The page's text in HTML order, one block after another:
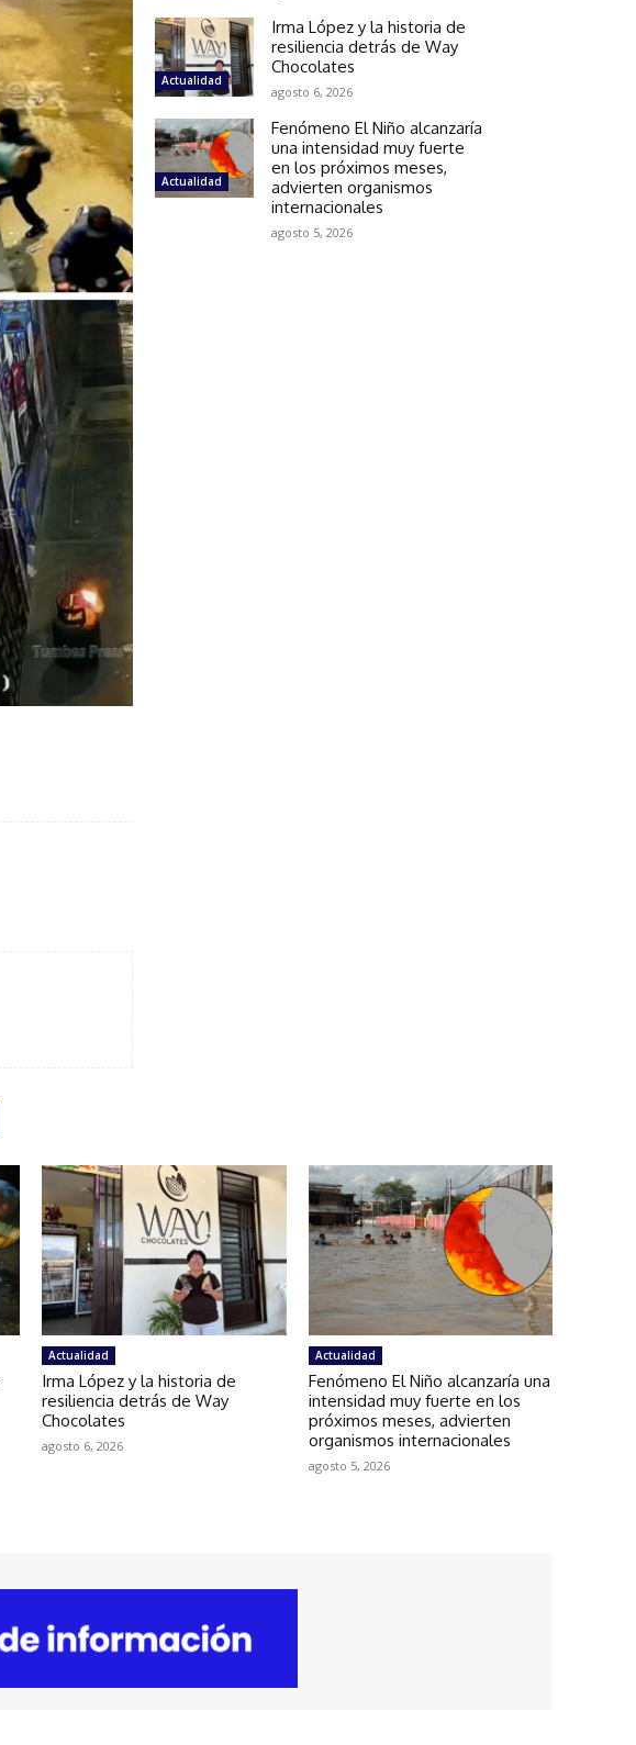
Actualidad
Irma López y la historia de
resiliencia detrás de Way
Chocolates
agosto 6, 2026
Actualidad
Fenómeno El Niño alcanzaría
una intensidad muy fuerte
en los próximos meses,
advierten organismos
internacionales
agosto 5, 2026
Actualidad
Irma López y la historia de
resiliencia detrás de Way
Chocolates
agosto 6, 2026
Actualidad
Fenómeno El Niño alcanzaría una
intensidad muy fuerte en los
próximos meses, advierten
organismos internacionales
agosto 5, 2026